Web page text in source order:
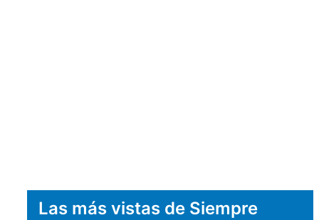
Las más vistas de Siempre